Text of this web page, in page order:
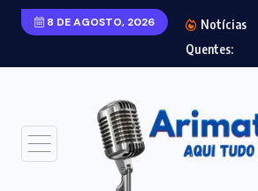
8 DE AGOSTO, 2026
Notícias
Quentes: